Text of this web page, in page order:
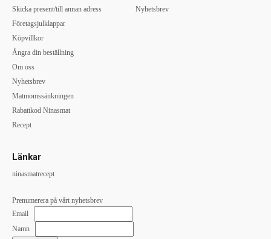
Skicka present/till annan adress
Företagsjulklappar
Köpvillkor
Ångra din beställning
Om oss
Nyhetsbrev
Matmomssänkningen
Rabattkod Ninasmat
Recept
Nyhetsbrev
Länkar
ninasmatrecept
Prenumerera på vårt nyhetsbrev
Email
Namn